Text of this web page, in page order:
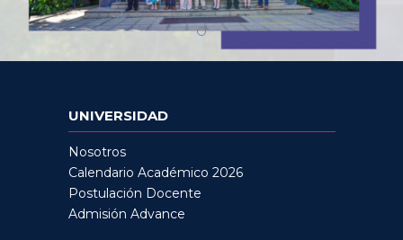
UNIVERSIDAD
Nosotros
Calendario Académico 2026
Postulación Docente
Admisión Advance